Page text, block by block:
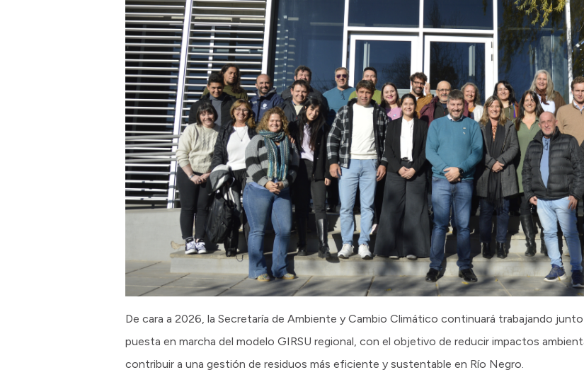
De cara a 2026, la Secretaría de Ambiente y Cambio Climático continuará trabajando junto
puesta en marcha del modelo GIRSU regional, con el objetivo de reducir impactos
contribuir a una gestión de residuos más eficiente y sustentable en Río Negro.